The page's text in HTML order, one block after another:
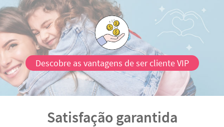
Descobre as vantagens de ser cliente VIP
Satisfação garantida